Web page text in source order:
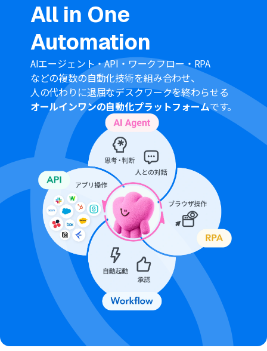
All in One
Automation
AIエージェント・API・ワークフロー・RPA
などの複数の自動化技術を組み合わせ、
人の代わりに退屈なデスクワークを終わらせる
オールインワンの自動化プラットフォームです。